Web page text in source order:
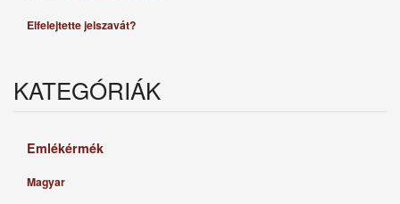
Elfelejtette jelszavát?
KATEGÓRIÁK
Emlékérmék
Magyar